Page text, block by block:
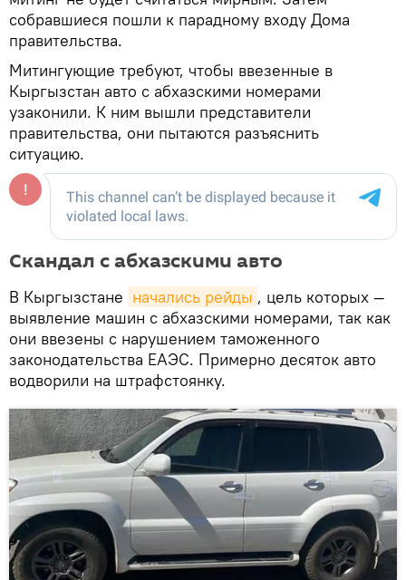
собравшиеся пошли к парадному входу Дома
правительства.
Митингующие требуют, чтобы ввезенные в
Кыргызстан авто с абхазскими номерами
узаконили. К ним вышли представители
правительства, они пытаются разъяснить
ситуацию.
Скандал с абхазскими авто
В Кыргызстане начались рейды , цель которых —
выявление машин с абхазскими номерами, так как
они ввезены с нарушением таможенного
законодательства ЕАЭС. Примерно десяток авто
водворили на штрафстоянку.